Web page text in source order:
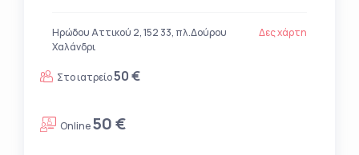
Ηρώδου Αττικού 2, 152 33, πλ.Δούρου
Χαλάνδρι
Δες χάρτη
Online50 €
Στο ιατρείο50 €